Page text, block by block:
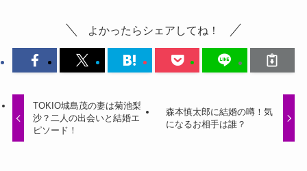
よかったらシェアしてね！
TOKIO城島茂の妻は菊池梨
沙？二人の出会いと結婚エ
ピソード！
森本慎太郎に結婚の噂！気
になるお相手は誰？